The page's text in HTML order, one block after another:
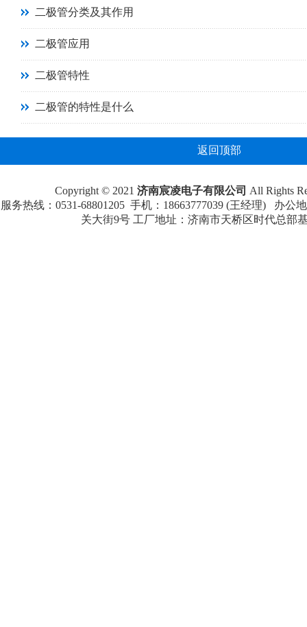
二极管分类及其作用
二极管应用
二极管特性
二极管的特性是什么
返回顶部
Copyright © 2021 济南宸凌电子有限公司 All Rights
服务热线：0531-68801205 手机：18663777039 (王经理) 办公
关大街9号 工厂地址：济南市天桥区时代总部